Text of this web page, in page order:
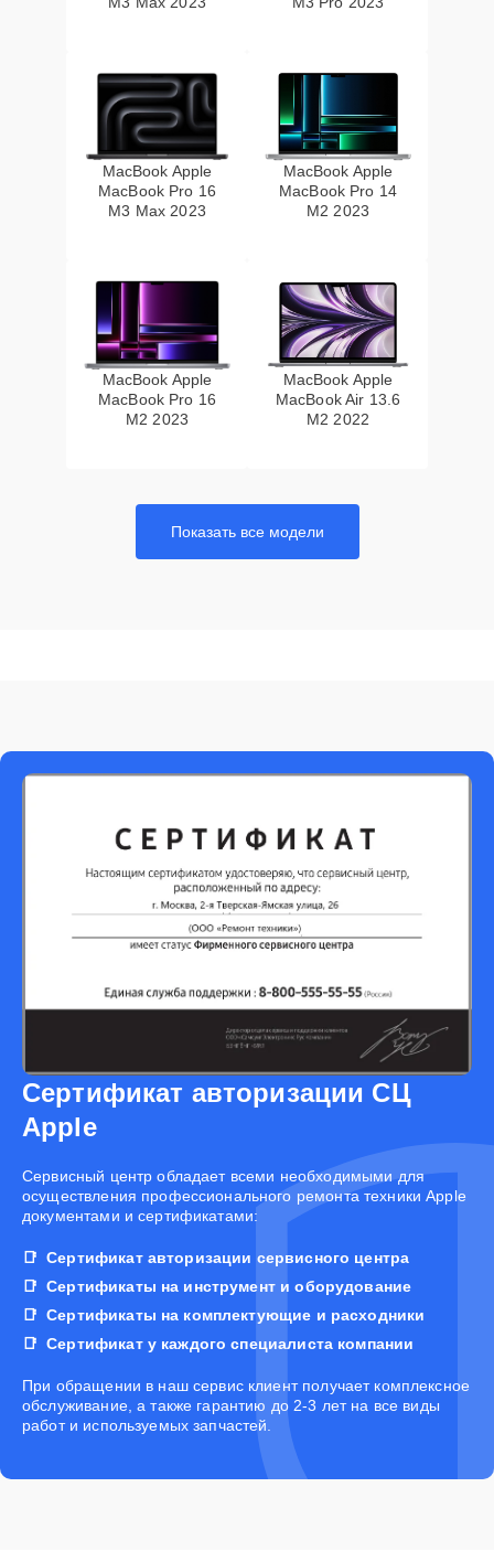
MacBook Apple
MacBook Pro 16
M3 Max 2023
MacBook Apple
MacBook Pro 14
M2 2023
MacBook Apple
MacBook Pro 16
M2 2023
MacBook Apple
MacBook Air 13.6
M2 2022
Показать все модели
Сертификат авторизации СЦ
Apple
Cервисный центр обладает всеми необходимыми для
осуществления профессионального ремонта техники Apple
документами и сертификатами:
Сертификат авторизации сервисного центра
Сертификаты на инструмент и оборудование
Сертификаты на комплектующие и расходники
Сертификат у каждого специалиста компании
При обращении в наш сервис клиент получает комплексное
обслуживание, а также гарантию до 2-3 лет на все виды
работ и используемых запчастей.